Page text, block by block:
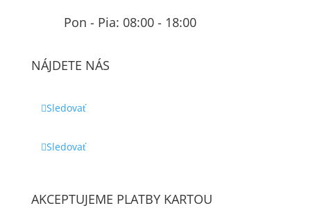
Pon - Pia: 08:00 - 18:00
NÁJDETE NÁS
Sledovať
Sledovať
AKCEPTUJEME PLATBY KARTOU